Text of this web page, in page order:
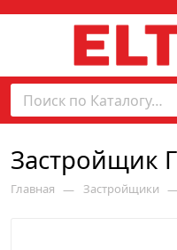
Застройщик
Главная — Застройщики